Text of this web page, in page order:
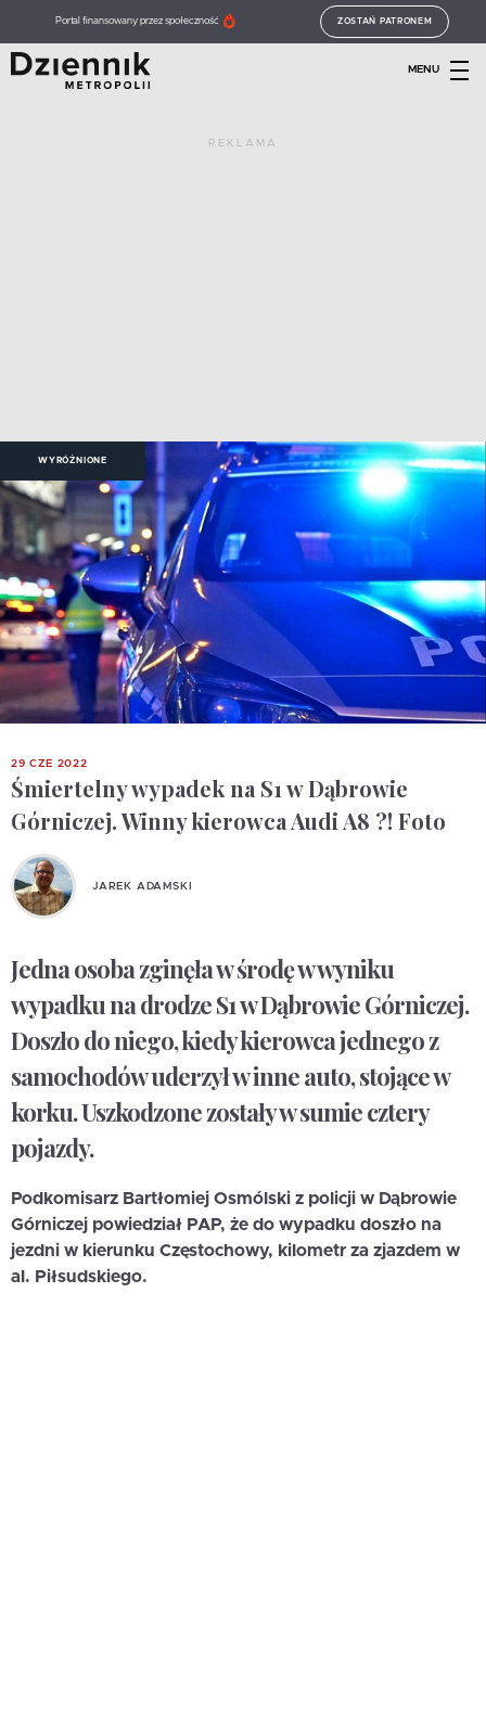
Portal finansowany przez społeczność ZOSTAŃ PATRONEM
MENU
REKLAMA
WYRÓŻNIONE
29 CZE 2022
Śmiertelny wypadek na S1 w Dąbrowie
Górniczej. Winny kierowca Audi A8 ?! Foto
JAREK ADAMSKI
Jedna osoba zginęła w środę w wyniku
wypadku na drodze S1 w Dąbrowie Górniczej.
Doszło do niego, kiedy kierowca jednego z
samochodów uderzył w inne auto, stojące w
korku. Uszkodzone zostały w sumie cztery
pojazdy.
Podkomisarz Bartłomiej Osmólski z policji w Dąbrowie
Górniczej powiedział PAP, że do wypadku doszło na
jezdni w kierunku Częstochowy, kilometr za zjazdem w
al. Piłsudskiego.